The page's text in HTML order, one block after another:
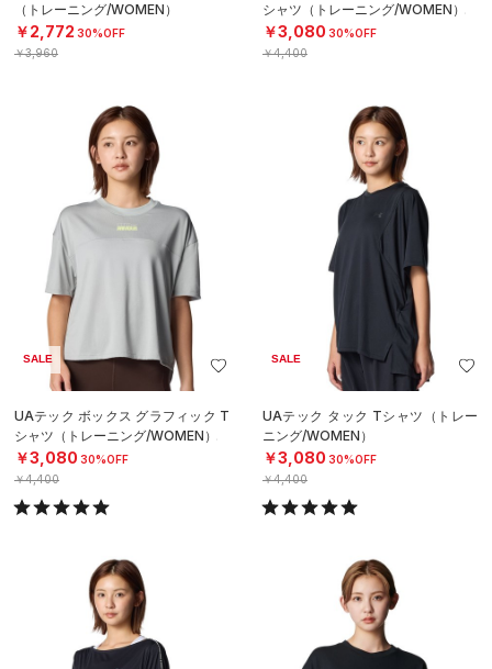
（トレーニング/WOMEN）
￥2,772 30%OFF
￥3,960
シャツ（トレーニング/WOMEN）
￥3,080 30%OFF
￥4,400
SALE
UAテック ボックス グラフィック T
シャツ（トレーニング/WOMEN）
￥3,080 30%OFF
￥4,400
SALE
UAテック タック Tシャツ（トレー
ニング/WOMEN）
￥3,080 30%OFF
￥4,400